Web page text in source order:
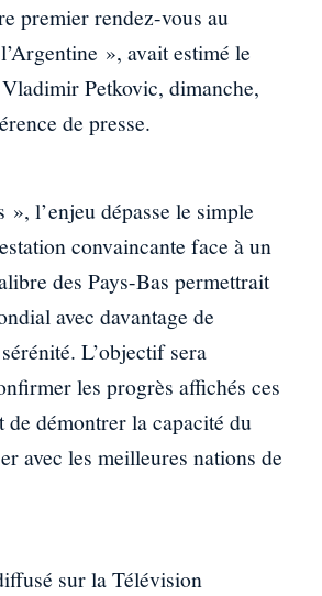
premier rendez-vous au
», avait estimé le
Petkovic, dimanche,
de presse.
l’enjeu dépasse le simple
convaincante face à un
des Pays-Bas permettrait
avec davantage de
L’objectif sera
les progrès affichés ces
de démontrer la capacité du
avec les meilleures nations de
sur la Télévision